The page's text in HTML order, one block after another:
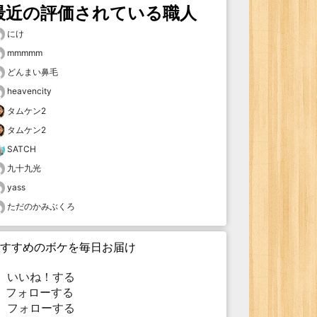
近の評価されている職人
にけ
mmmmm
どんまい鼻毛
heavencity
タムケン2
タムケン2
SATCH
九十九光
yass
ただのかみぶくろ
すめのボケを毎日お届け
いいね！する
ォローする
フォローする